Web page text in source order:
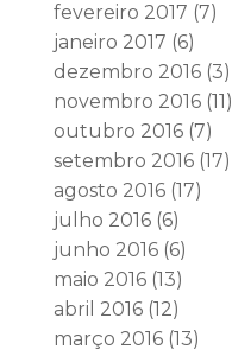
fevereiro 2017 (7)
janeiro 2017 (6)
dezembro 2016(3)
novembro 2016(11)
outubro 2016(7)
setembro 2016(17)
agosto 2016(17)
julho 2016(6)
junho 2016(6)
maio 2016(13)
abril 2016(12)
março 2016(13)